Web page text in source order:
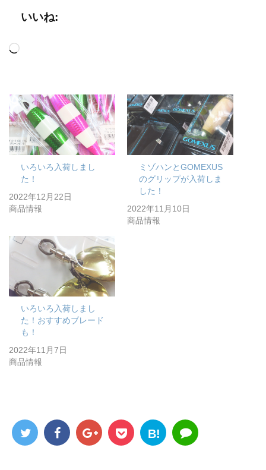
いいね:
読
中…
いろいろ入荷しまし
た！
2022年12月22日
商品情報
ミゾハンとGOMEXUS
のグリップが入荷しま
した！
2022年11月10日
商品情報
いろいろ入荷しまし
た！おすすめブレード
も！
2022年11月7日
商品情報
B!